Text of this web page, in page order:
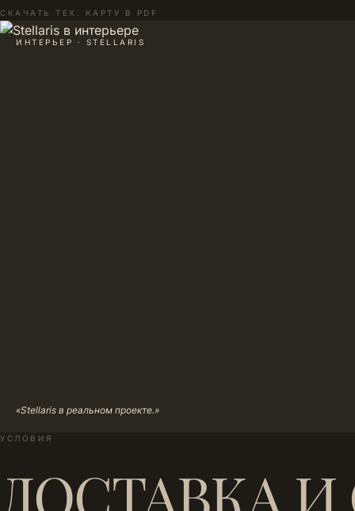
СКАЧАТЬ ТЕХ. КАРТУ В PDF
ИНТЕРЬЕР · STELLARIS
«Stellaris в реальном проекте.»
УСЛОВИЯ
ДОСТАВКА